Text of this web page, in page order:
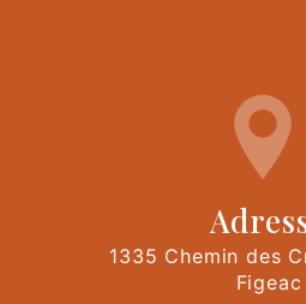
1335 Chemin des
Figeac